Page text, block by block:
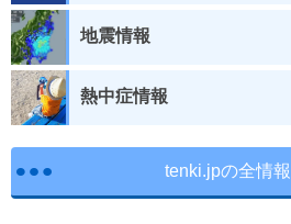
地震情報
熱中症情報
tenki.jpの全情